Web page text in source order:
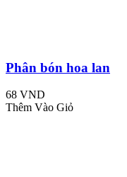
Phân bón hoa lan
68 VND
Thêm Vào Giỏ